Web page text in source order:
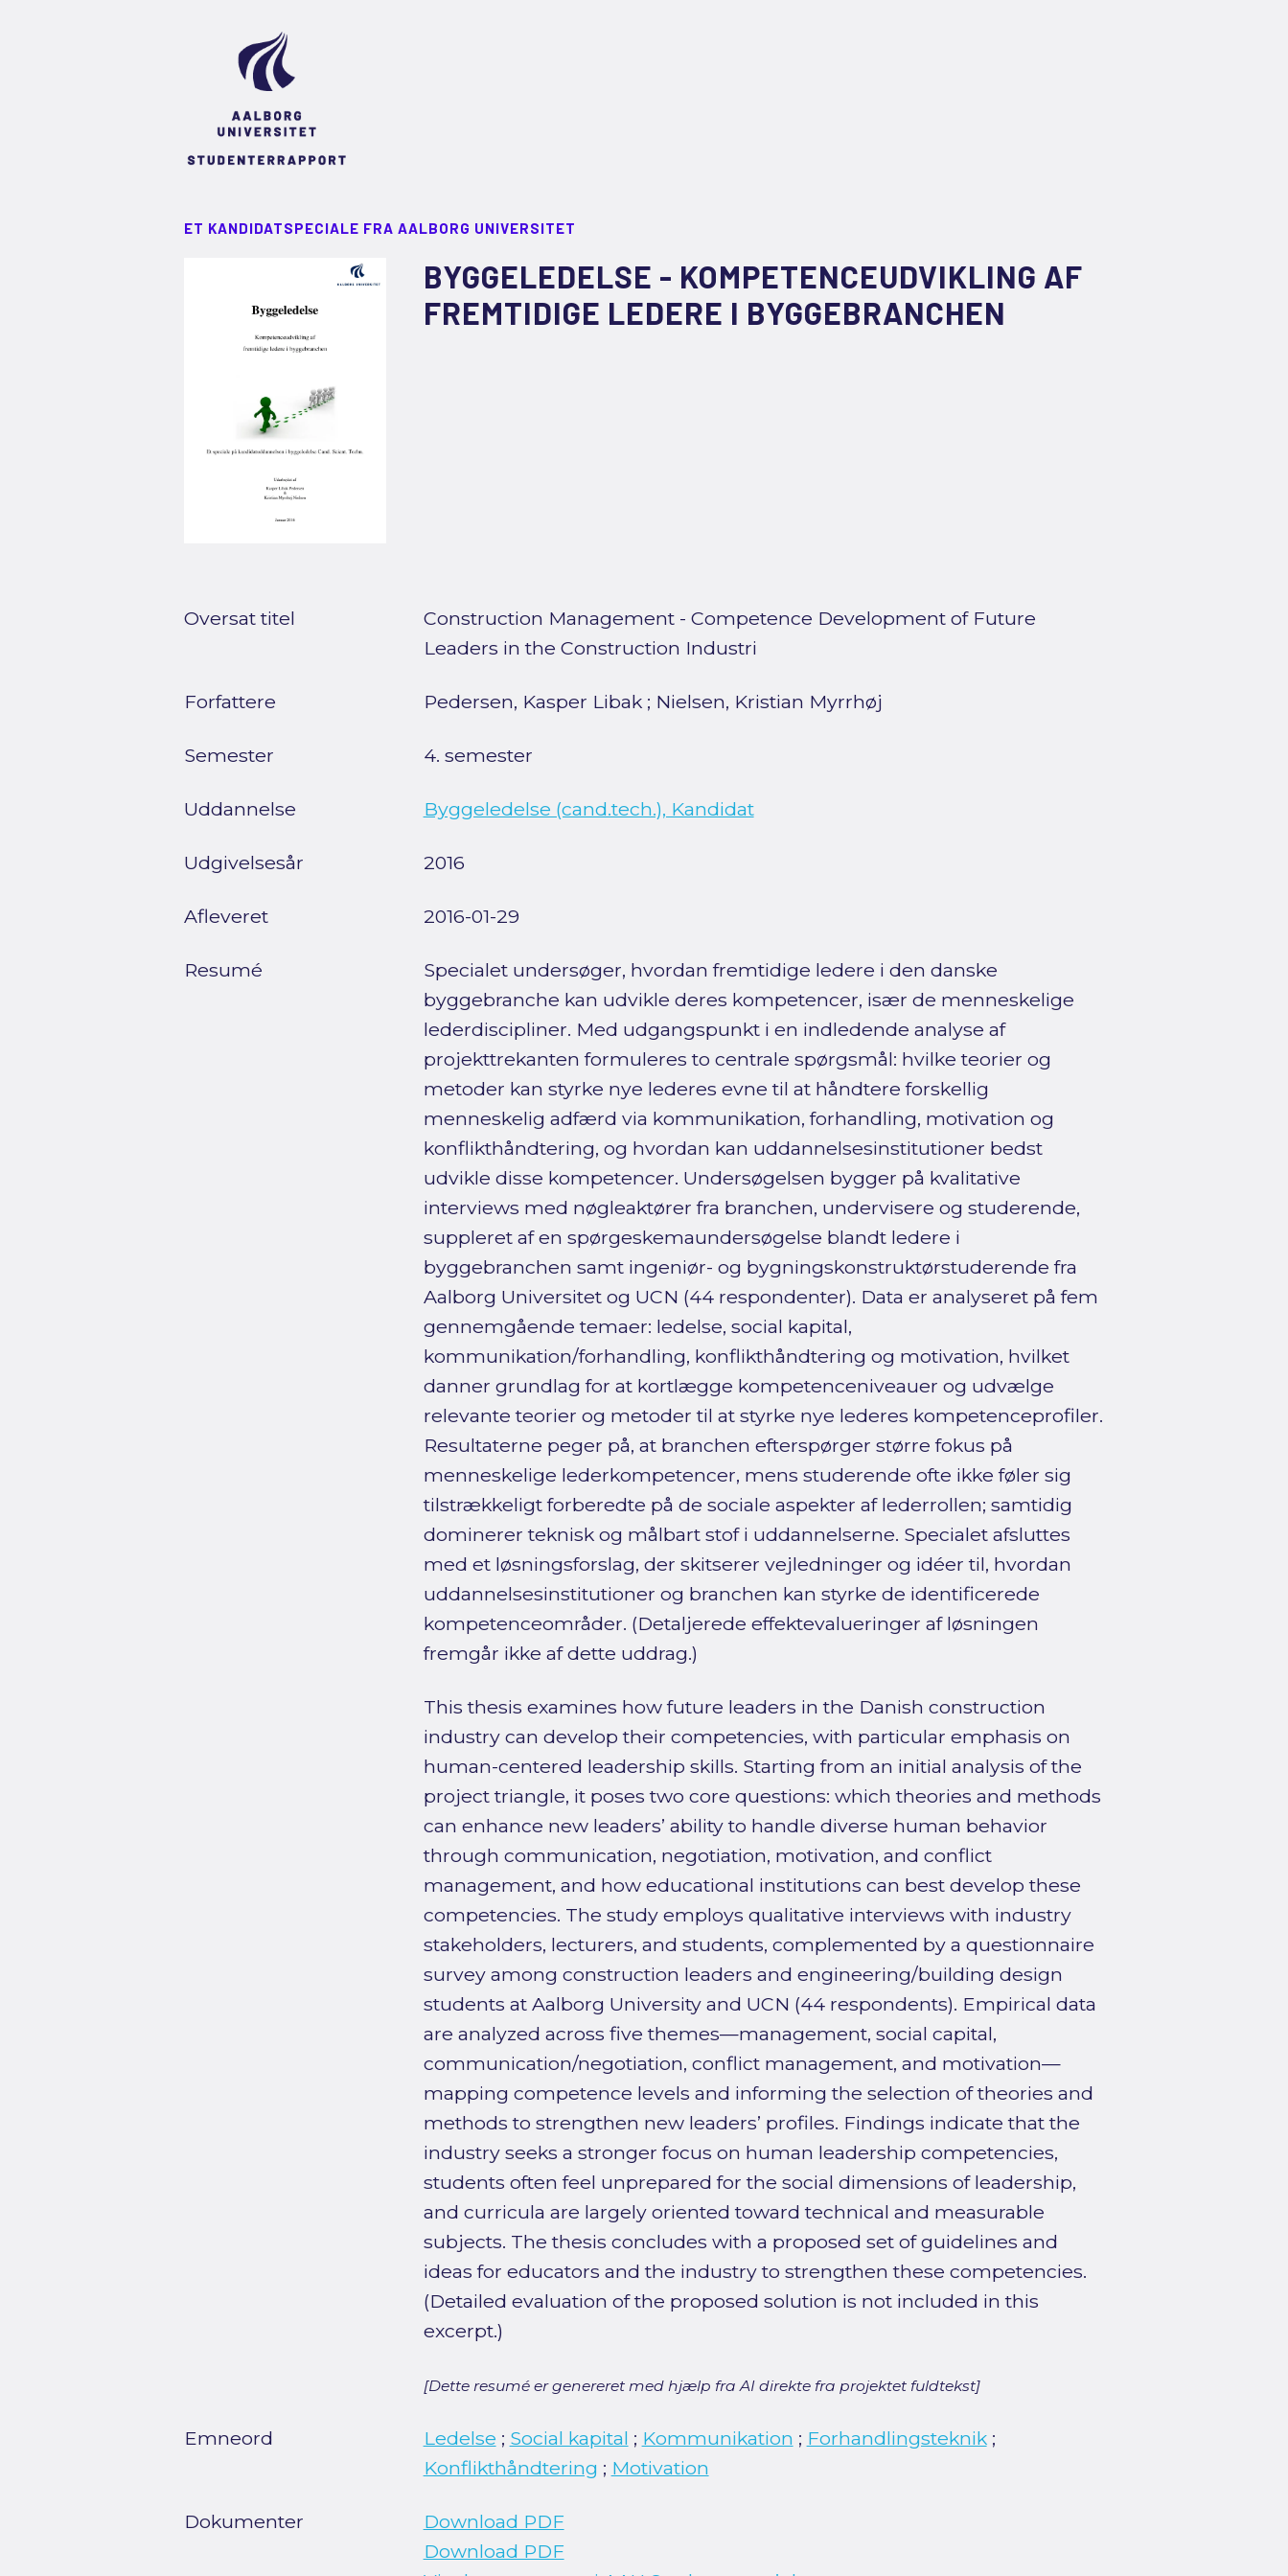
ET KANDIDATSPECIALE FRA AALBORG UNIVERSITET
BYGGELEDELSE - KOMPETENCEUDVIKLING AF
FREMTIDIGE LEDERE I BYGGEBRANCHEN
Oversat titel
Construction Management - Competence Development of Future
Leaders in the Construction Industri
Forfattere Pedersen, Kasper Libak; Nielsen, Kristian Myrrhøj
Semester 4. semester
Uddannelse Byggeledelse (cand.tech.), Kandidat
Udgivelsesår 2016
Afleveret 2016-01-29
Resumé
Specialet undersøger, hvordan fremtidige ledere i den danske
byggebranche kan udvikle deres kompetencer, især de menneskelige
lederdiscipliner. Med udgangspunkt i en indledende analyse af
projekttrekanten formuleres to centrale spørgsmål: hvilke teorier og
metoder kan styrke nye lederes evne til at håndtere forskellig
menneskelig adfærd via kommunikation, forhandling, motivation og
konflikthåndtering, og hvordan kan uddannelsesinstitutioner bedst
udvikle disse kompetencer. Undersøgelsen bygger på kvalitative
interviews med nøgleaktører fra branchen, undervisere og studerende,
suppleret af en spørgeskemaundersøgelse blandt ledere i
byggebranchen samt ingeniør- og bygningskonstruktørstuderende fra
Aalborg Universitet og UCN (44 respondenter). Data er analyseret på fem
gennemgående temaer: ledelse, social kapital,
kommunikation/forhandling, konflikthåndtering og motivation, hvilket
danner grundlag for at kortlægge kompetenceniveauer og udvælge
relevante teorier og metoder til at styrke nye lederes kompetenceprofiler.
Resultaterne peger på, at branchen efterspørger større fokus på
menneskelige lederkompetencer, mens studerende ofte ikke føler sig
tilstrækkeligt forberedte på de sociale aspekter af lederrollen; samtidig
dominerer teknisk og målbart stof i uddannelserne. Specialet afsluttes
med et løsningsforslag, der skitserer vejledninger og idéer til, hvordan
uddannelsesinstitutioner og branchen kan styrke de identificerede
kompetenceområder. (Detaljerede effektevalueringer af løsningen
fremgår ikke af dette uddrag.)
This thesis examines how future leaders in the Danish construction
industry can develop their competencies, with particular emphasis on
human-centered leadership skills. Starting from an initial analysis of the
project triangle, it poses two core questions: which theories and methods
can enhance new leaders’ ability to handle diverse human behavior
through communication, negotiation, motivation, and conflict
management, and how educational institutions can best develop these
competencies. The study employs qualitative interviews with industry
stakeholders, lecturers, and students, complemented by a questionnaire
survey among construction leaders and engineering/building design
students at Aalborg University and UCN (44 respondents). Empirical data
are analyzed across five themes—management, social capital,
communication/negotiation, conflict management, and motivation—
mapping competence levels and informing the selection of theories and
methods to strengthen new leaders’ profiles. Findings indicate that the
industry seeks a stronger focus on human leadership competencies,
students often feel unprepared for the social dimensions of leadership,
and curricula are largely oriented toward technical and measurable
subjects. The thesis concludes with a proposed set of guidelines and
ideas for educators and the industry to strengthen these competencies.
(Detailed evaluation of the proposed solution is not included in this
excerpt.)
[Dette resumé er genereret med hjælp fra AI direkte fra projektet fuldtekst]
Emneord Ledelse ; Social kapital ; Kommunikation ; Forhandlingsteknik;
Konflikthåndtering ; Motivation
Dokumenter
Download PDF
Download PDF